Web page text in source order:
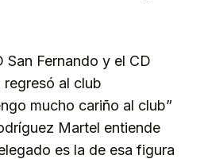
San Fernando y el CD
regresó al club
mucho cariño al club”
Martel entiende
es la de esa figura